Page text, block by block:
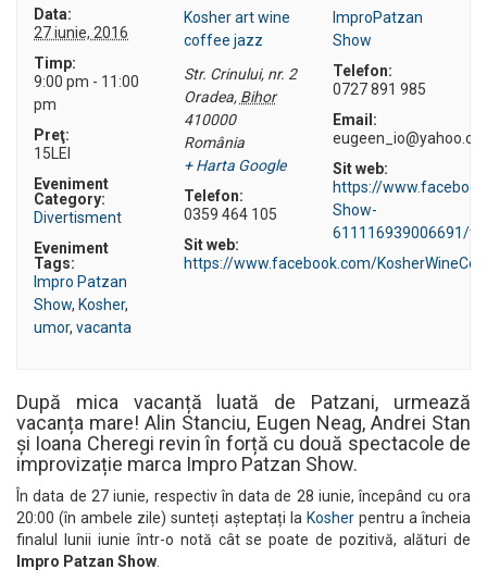
Data:
27 iunie, 2016
Timp:
9:00 pm - 11:00
pm
Preţ:
15LEI
Eveniment
Category:
Divertisment
Eveniment
Tags:
Impro Patzan
Show, Kosher,
umor, vacanta
Kosher art wine
coffee jazz
Str. Crinului, nr. 2
Oradea, Bihor
410000
România
+ Harta Google
Telefon:
0359 464 105
Sit web:
https://www.facebook.com/
ImproPatzan
Show
Telefon:
0727 891 985
Email:
Sit web:
https://
Show-
611116939006691/
După mica vacanță luată de Patzani, urmează
vacanța mare! Alin Stanciu, Eugen Neag, Andrei Stan
și Ioana Cheregi revin în forță cu două spectacole de
improvizație marca Impro Patzan Show.
În data de 27 iunie, respectiv în data de 28 iunie, începând cu ora
20:00 (în ambele zile) sunteți așteptați la Kosherpentru a încheia
finalul lunii iunie într-o notă cât se poate de pozitivă, alături de
Impro Patzan Show